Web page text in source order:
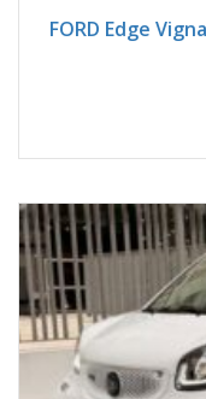
FORD Edge